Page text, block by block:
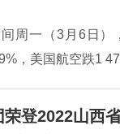
周一（3月6日）
，美国航空跌1
登2022山西